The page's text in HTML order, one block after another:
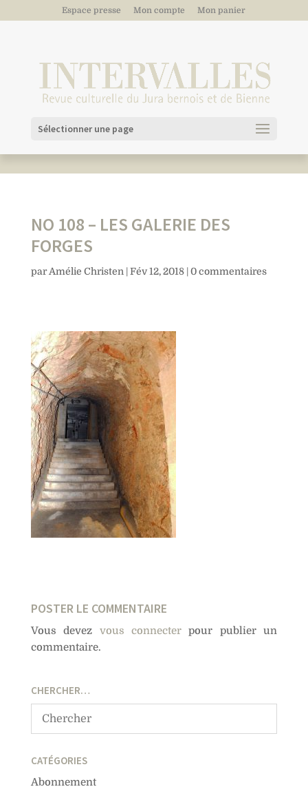
Espace presse Mon compte Mon panier
Sélectionner une page
NO 108 – LES GALERIE DES
FORGES
parAmélie Christen | Fév 12, 2018| 0 commentaires
POSTER LE COMMENTAIRE
Vous devez vous connecter pour publier un
commentaire.
CHERCHER…
CATÉGORIES
Abonnement